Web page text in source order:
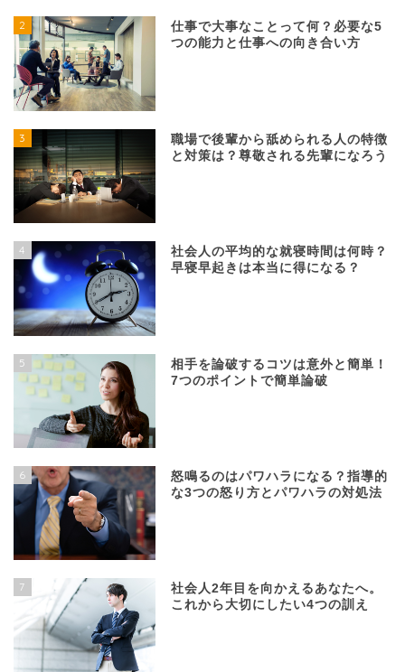
2
仕事で大事なことって何？必要な5
つの能力と仕事への向き合い方
3
職場で後輩から舐められる人の特徴
と対策は？尊敬される先輩になろう
4
社会人の平均的な就寝時間は何時？
早寝早起きは本当に得になる？
5
相手を論破するコツは意外と簡単！
7つのポイントで簡単論破
6
怒鳴るのはパワハラになる？指導的
な3つの怒り方とパワハラの対処法
7
社会人2年目を向かえるあなたへ。
これから大切にしたい4つの訓え